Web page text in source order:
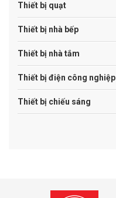
Thiết bị quạt
Thiết bị nhà bếp
Thiết bị nhà tắm
Thiết bị điện công nghiệp
Thiết bị chiếu sáng